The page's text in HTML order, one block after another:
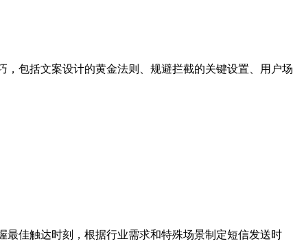
包括文案设计的黄金法则、规避拦截的关键设置、用户场
佳触达时刻，根据行业需求和特殊场景制定短信发送时